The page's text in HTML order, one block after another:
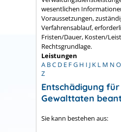
wesentlichen
Voraussetzungen,
Verfahrensablauf,
Fristen/Dauer, Kosten/
Rechtsgrundlage.
Leistungen
A BC D E FG H I J K L M N O
Z
Entschädigung
Gewalttaten
Sie kann bestehen aus: